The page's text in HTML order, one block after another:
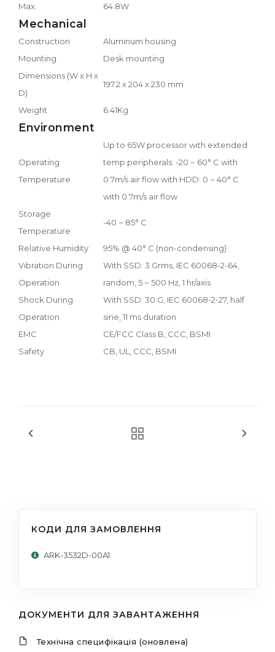
Max.
64.8W
Mechanical
Construction
Aluminum housing
Mounting
Desk mounting
Dimensions (W x H x
D)
197.2 x 204 x 230 mm
Weight 6.41Kg
Environment
Operating
Temperature
Up to 65W processor with extended
temp peripherals: -20 ~ 60° C with
0.7m/s air flow with HDD: 0 ~ 40° C
with 0.7m/s air flow
Storage
Temperature
-40 ~ 85° C
Relative Humidity
95% @ 40° C (non-condensing)
Vibration During
Operation
With SSD: 3 Grms, IEC 60068-2-64,
random, 5 ~ 500 Hz, 1 hr/axis
Shock During
Operation
With SSD: 30 G, IEC 60068-2-27, half
sine, 11 ms duration
EMC
CE/FCC Class B, CCC, BSMI
Safety
CB, UL, CCC, BSMI
КОДИ ДЛЯ ЗАМОВЛЕННЯ
ARK-3532D-00A1
ДОКУМЕНТИ ДЛЯ ЗАВАНТАЖЕННЯ
Технічна специфікація (оновлена)